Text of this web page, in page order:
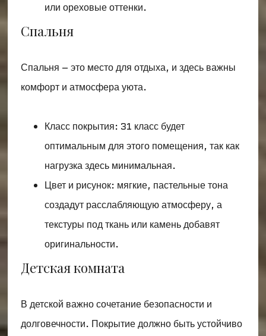
или ореховые оттенки.
Спальня
Спальня – это место для отдыха, и здесь важны
комфорт и атмосфера уюта.
Класс покрытия: 31 класс будет
оптимальным для этого помещения, так как
нагрузка здесь минимальная.
Цвет и рисунок: мягкие, пастельные тона
создадут расслабляющую атмосферу, а
текстуры под ткань или камень добавят
оригинальности.
Детская комната
В детской важно сочетание безопасности и
долговечности. Покрытие должно быть устойчиво